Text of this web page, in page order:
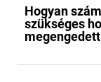
Hogyan
szükséges